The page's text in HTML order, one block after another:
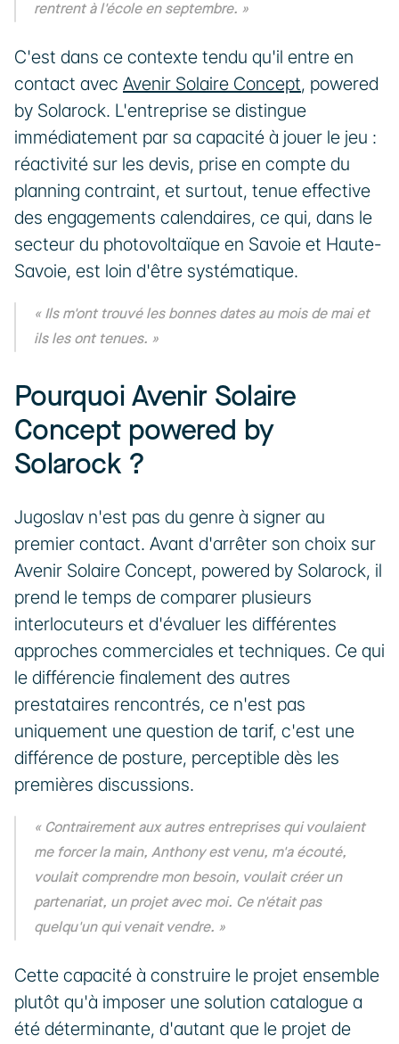
rentrent à l'école en septembre. »
C'est dans ce contexte tendu qu'il entre en
contact avec Avenir Solaire Concept, powered
by Solarock. L'entreprise se distingue
immédiatement par sa capacité à jouer le jeu :
réactivité sur les devis, prise en compte du
planning contraint, et surtout, tenue effective
des engagements calendaires, ce qui, dans le
secteur du photovoltaïque en Savoie et Haute-
Savoie, est loin d'être systématique.
« Ils m'ont trouvé les bonnes dates au mois de mai et
ils les ont tenues. »
Pourquoi Avenir Solaire
Concept powered by
Solarock ?
Jugoslav n'est pas du genre à signer au
premier contact. Avant d'arrêter son choix sur
Avenir Solaire Concept, powered by Solarock, il
prend le temps de comparer plusieurs
interlocuteurs et d'évaluer les différentes
approches commerciales et techniques. Ce qui
le différencie finalement des autres
prestataires rencontrés, ce n'est pas
uniquement une question de tarif, c'est une
différence de posture, perceptible dès les
premières discussions.
« Contrairement aux autres entreprises qui voulaient
me forcer la main, Anthony est venu, m'a écouté,
voulait comprendre mon besoin, voulait créer un
partenariat, un projet avec moi. Ce n'était pas
quelqu'un qui venait vendre. »
Cette capacité à construire le projet ensemble
plutôt qu'à imposer une solution catalogue a
été déterminante, d'autant que le projet de